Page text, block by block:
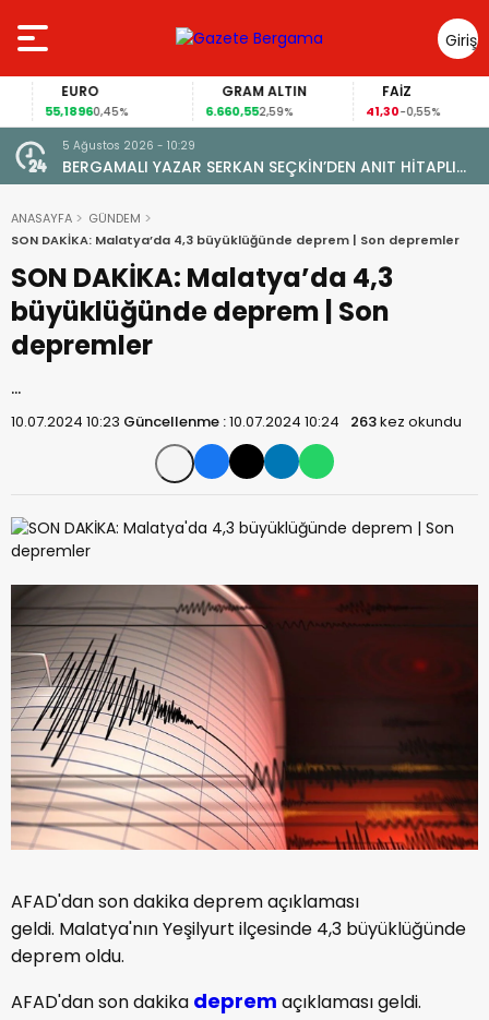
Giriş
Yap
EURO
55,18960,45%
GRAM ALTIN
6.660,552,59%
FAİZ
41,30-0,55%
5 Ağustos 2026 - 10:29
BERGAMALI YAZAR SERKAN SEÇKİN’DEN ANIT HİTAPLI
KİTAP: “PERGAMON’DAN ARTVİN’E”
ANASAYFA
GÜNDEM
SON DAKİKA: Malatya’da 4,3 büyüklüğünde deprem | Son depremler
SON DAKİKA: Malatya’da 4,3
büyüklüğünde deprem | Son
depremler
…
10.07.2024 10:23 Güncellenme :10.07.2024 10:24 263kez okundu
AFAD'dan son dakika deprem açıklaması
geldi. Malatya'nın Yeşilyurt ilçesinde 4,3 büyüklüğünde
deprem oldu.
AFAD'dan son dakika deprem açıklaması geldi.